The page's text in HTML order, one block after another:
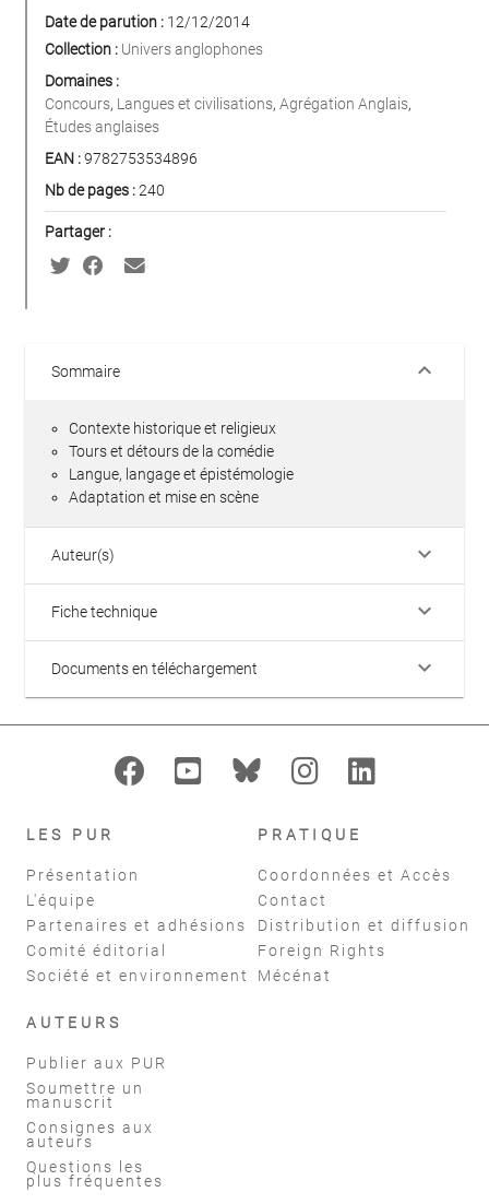
Date de parution : 12/12/2014
Collection : Univers anglophones
Domaines :
Concours, Langues et civilisations, Agrégation Anglais,
Études anglaises
EAN :9782753534896
Nb de pages :240
Partager :
Sommaire keyboard_arrow_down
Contexte historique et religieux
Tours et détours de la comédie
Langue, langage et épistémologie
Adaptation et mise en scène
Auteur(s) keyboard_arrow_down
Fiche technique keyboard_arrow_down
Documents en téléchargement keyboard_arrow_down
LES PUR
Présentation
L'équipe
Partenaires et adhésions
Comité éditorial
Société et environnement
PRATIQUE
Coordonnées et Accès
Contact
Distribution et diffusion
Foreign Rights
Mécénat
AUTEURS
Publier aux PUR
Soumettre un
manuscrit
Consignes aux
auteurs
Questions les
plus fréquentes